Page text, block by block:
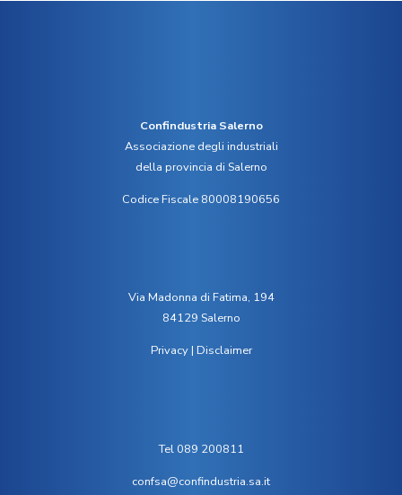
Confindustria Salerno
Associazione degli industriali
della provincia di Salerno
Codice Fiscale 80008190656
Via Madonna di Fatima, 194
84129 Salerno
Privacy| Disclaimer
Tel 089 200811
confsa@confindustria.sa.it